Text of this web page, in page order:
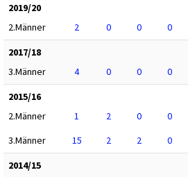
2019/20
2.Männer
2 0 0 0
2017/18
3.Männer
4 0 0 0
2015/16
2.Männer
1 2 0 0
3.Männer
15 2 2 0
2014/15